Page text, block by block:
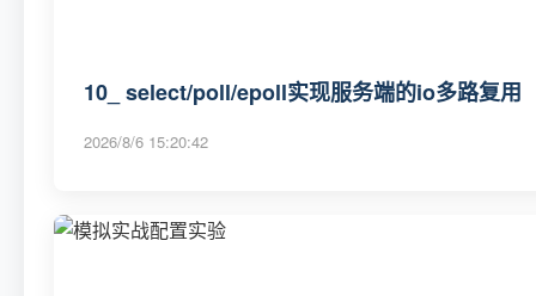
10_ select/poll/epoll实现服务端的io多路复用
2026/8/6 15:20:42